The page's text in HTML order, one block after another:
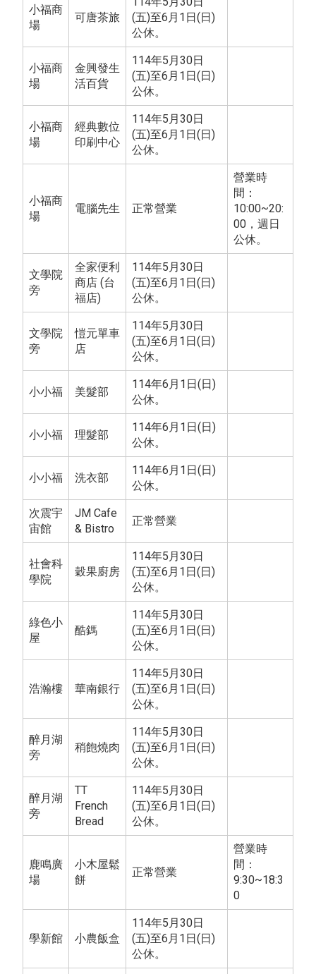
小福商
場
可唐茶旅
(五)至6月1日(日)
公休。
小福商
場
金興發生
活百貨
114年5月30日
(五)至6月1日(日)
公休。
小福商
場
經典數位
印刷中心
114年5月30日
(五)至6月1日(日)
公休。
小福商
場
電腦先生 正常營業
營業時
間：
10:00~20:
00，週日
公休。
文學院
旁
全家便利
商店 (台
福店)
114年5月30日
(五)至6月1日(日)
公休。
文學院
旁
愷元單車
店
114年5月30日
(五)至6月1日(日)
公休。
小小福 美髮部
114年6月1日(日)
公休。
小小福 理髮部
114年6月1日(日)
公休。
小小福 洗衣部
114年6月1日(日)
公休。
次震宇
宙館
JM Cafe
& Bistro
正常營業
社會科
學院
穀果廚房
114年5月30日
(五)至6月1日(日)
公休。
綠色小
屋
酷鎷
114年5月30日
(五)至6月1日(日)
公休。
浩瀚樓 華南銀行
114年5月30日
(五)至6月1日(日)
公休。
醉月湖
旁
稍飽燒肉
114年5月30日
(五)至6月1日(日)
公休。
醉月湖
旁
TT
French
Bread
114年5月30日
(五)至6月1日(日)
公休。
鹿鳴廣
場
小木屋鬆
餅
正常營業
營業時
間：
9:30~18:3
0
學新館 小農飯盒
114年5月30日
(五)至6月1日(日)
公休。